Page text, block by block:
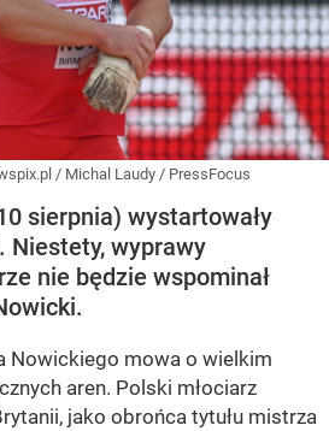
/ Michal Laudy / PressFocus
sierpnia) wystartowały
Niestety, wyprawy
nie będzie wspominał
Nowickiego mowa o wielkim
aren. Polski młociarz
jako obrońca tytułu mistrza